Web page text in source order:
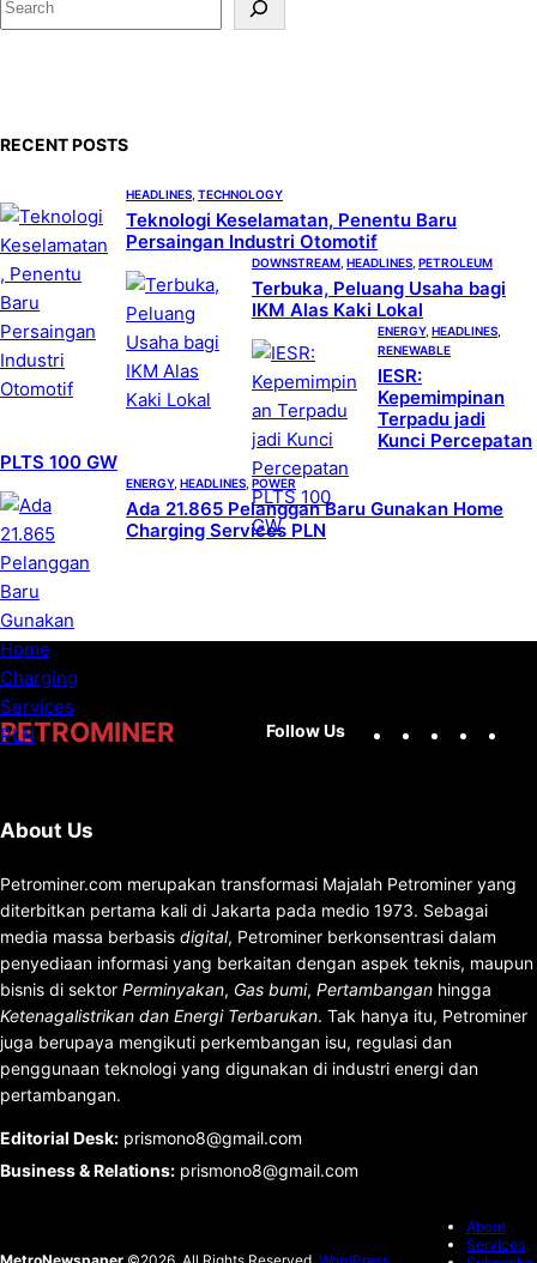
e
RECENT POSTS
HEADLINES TECHNOLOGY
Teknologi Keselamatan, Penentu Baru
Persaingan Industri Otomotif
DOWNSTREAM HEADLINES PETROLEUM
Terbuka, Peluang Usaha bagi
IKM Alas Kaki Lokal
ENERGY, HEADLINES
RENEWABLE
IESR:
Kepemimpinan
Terpadu jadi
Kunci Percepatan
PLTS 100 GW
ENERGY, HEADLINES POWER
Ada 21.865 Pelanggan Baru Gunakan Home
Charging Services PLN
PETROMINER Follow Us
About Us
Petrominer.com merupakan transformasi Majalah Petrominer yang
diterbitkan pertama kali di Jakarta pada medio 1973. Sebagai
media massa berbasis digital, Petrominer berkonsentrasi dalam
penyediaan informasi yang berkaitan dengan aspek teknis, maupun
bisnis di sektor Perminyakan, Gas bumi, Pertambangan hingga
Ketenagalistrikan dan Energi Terbarukan. Tak hanya itu, Petrominer
juga berupaya mengikuti perkembangan isu, regulasi dan
penggunaan teknologi yang digunakan di industri energi dan
pertambangan.
Editorial Desk: prismono8@gmail.com
Business & Relations: prismono8@gmail.com
About
Services